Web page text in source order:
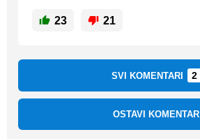
23 21
SVI KOMENTARI 2
OSTAVI KOMENTAR